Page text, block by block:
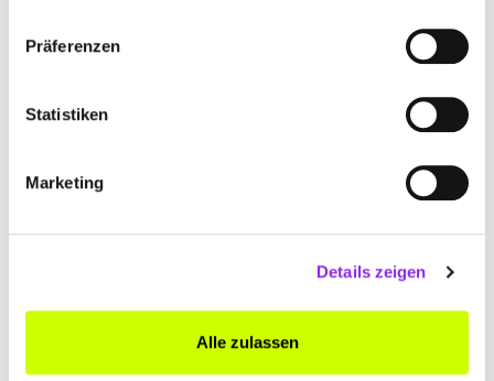
Präferenzen
Statistiken
Marketing
Details zeigen
Alle zulassen
Einkaufen & Shoppen
SCHÄTZE VOR EURER HAUSTÜR: DIE BESTEN …
Entdeckt die besten Flohmärkte in der Eifel und stöbert nach
und unterstützen nachhaltigen Konsum. Alle Termine findet ihr hier!